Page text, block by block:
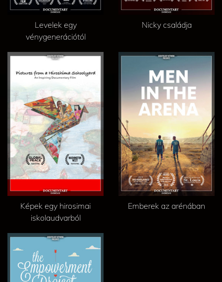
Levelek egy
vénygenerációtól
Nicky családja
Képek egy hirosimai
iskolaudvarból
Emberek az arénában